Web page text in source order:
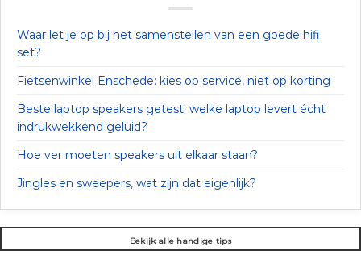
Waar let je op bij het samenstellen van een goede hifi
set?
Fietsenwinkel Enschede: kies op service, niet op korting
Beste laptop speakers getest: welke laptop levert écht
indrukwekkend geluid?
Hoe ver moeten speakers uit elkaar staan?
Jingles en sweepers, wat zijn dat eigenlijk?
Bekijk alle handige tips